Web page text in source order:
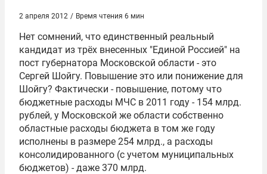
2 апреля 2012 / Время чтения 6 мин
Нет сомнений, что единственный реальный
кандидат из трёх внесенных "Единой Россией" на
пост губернатора Московской области - это
Сергей Шойгу. Повышение это или понижение для
Шойгу? Фактически - повышение, потому что
бюджетные расходы МЧС в 2011 году - 154 млрд.
рублей, у Московской же области собственно
областные расходы бюджета в том же году
исполнены в размере 254 млрд., а расходы
консолидированного (с учетом муниципальных
бюджетов) - даже 370 млрд.